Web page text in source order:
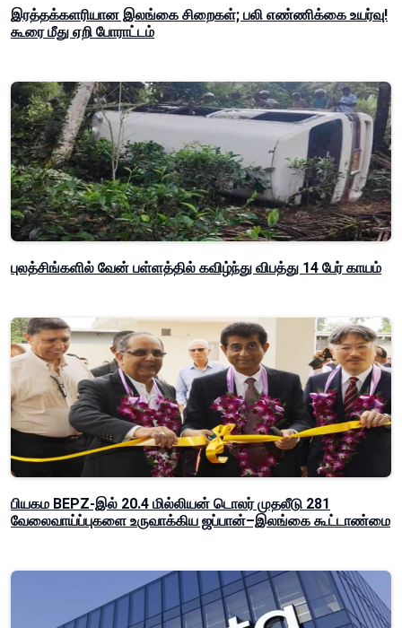
இரத்தக்களரியான இலங்கை சிறைகள்; பலி எண்ணிக்கை உயர்வு!
கூரை மீது ஏறி போராட்டம்
புலத்சிங்களில் வேன் பள்ளத்தில் கவிழ்ந்து விபத்து 14 பேர் காயம்
பியகம BEPZ-இல் 20.4 மில்லியன் டொலர் முதலீடு 281
வேலைவாய்ப்புகளை உருவாக்கிய ஜப்பான்–இலங்கை கூட்டாண்மை